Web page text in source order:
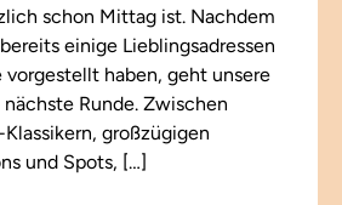
schon Mittag ist. Nachdem
einige Lieblingsadressen
haben, geht unsere
Runde. Zwischen
großzügigen
und Spots, […]